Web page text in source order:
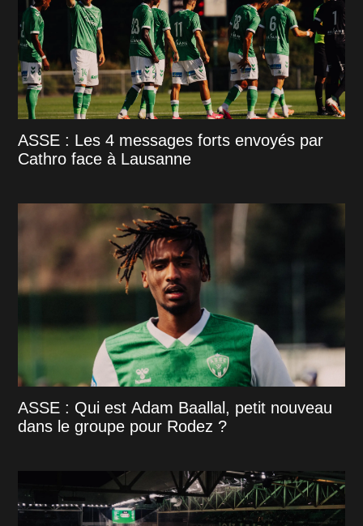
ASSE : Les 4 messages forts envoyés par
Cathro face à Lausanne
ASSE : Qui est Adam Baallal, petit nouveau
dans le groupe pour Rodez ?